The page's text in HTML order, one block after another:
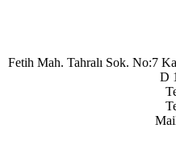
Fetih Mah. Tahralı Sok. No:7
D